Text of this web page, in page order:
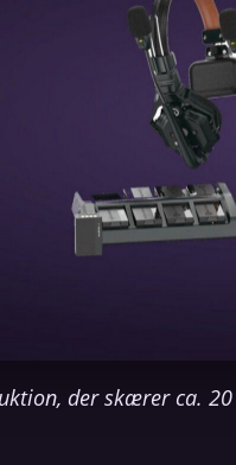
der skærer ca.